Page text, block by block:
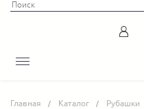
Главная Каталог Рубашки